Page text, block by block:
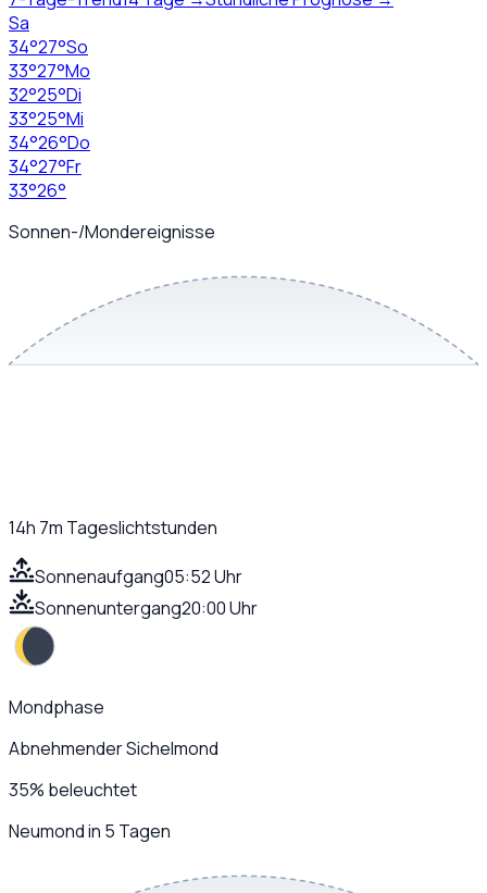
Sa
34°27°So
33°27°Mo
32°25°Di
33°25°Mi
34°26°Do
34°27°Fr
33°26°
Sonnen-/Mondereignisse
14h 7m Tageslichtstunden
Sonnenaufgang05:52 Uhr
Sonnenuntergang20:00 Uhr
Mondphase
Abnehmender Sichelmond
35% beleuchtet
Neumond in 5 Tagen